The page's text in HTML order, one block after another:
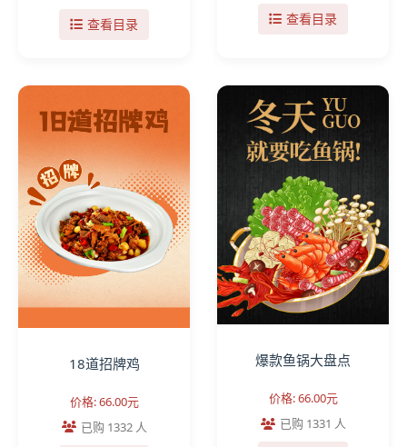
查看目录 查看目录
18道招牌鸡
价格: 66.00元
已购 1332 人
爆款鱼锅大盘点
价格: 66.00元
已购 1331 人